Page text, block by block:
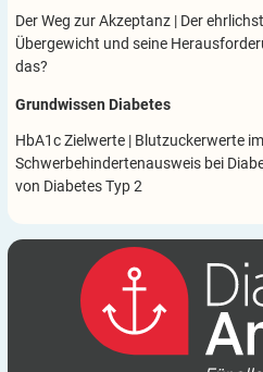
Der Weg zur Akzeptanz | Der
Übergewicht und seine
das?
Grundwissen Diabetes
HbA1c Zielwerte | Blutzuckerwerte
Schwerbehindertenausweis bei
von Diabetes Typ 2